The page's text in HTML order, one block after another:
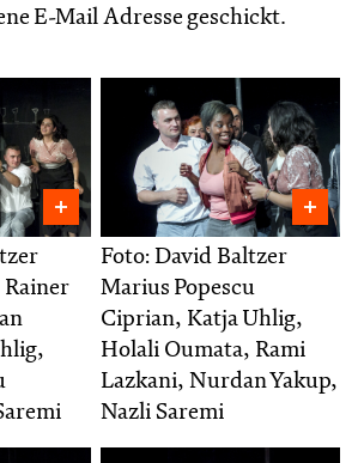
E-Mail Adresse geschickt.
Foto: David Baltzer
Marius Popescu
Ciprian, Katja Uhlig,
Holali Oumata, Rami
Lazkani, Nurdan Yakup,
Nazli Saremi